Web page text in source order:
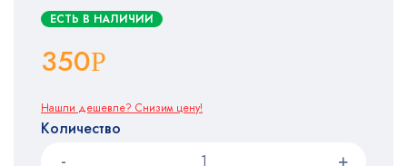
ЕСТЬ В НАЛИЧИИ
350Р
Нашли дешевле? Снизим цену!
Количество